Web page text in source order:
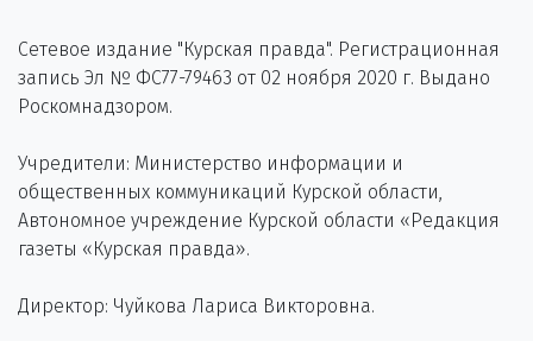
Сетевое издание "Курская правда". Регистрационная
запись Эл № ФС77-79463 от 02 ноября 2020 г. Выдано
Роскомнадзором.
Учредители: Министерство информации и
общественных коммуникаций Курской области,
Автономное учреждение Курской области «Редакция
газеты «Курская правда».
Директор: Чуйкова Лариса Викторовна.